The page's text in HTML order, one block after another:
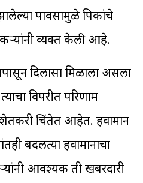
पावसामुळे पिकांचे
व्यक्त केली आहे.
दिलासा मिळाला असला
विपरीत परिणाम
चिंतेत आहेत. हवामान
बदलत्या हवामानाचा
आवश्यक ती खबरदारी